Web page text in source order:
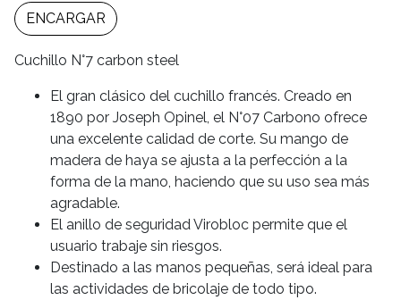
ENCARGAR
Cuchillo N°7 carbon steel
El gran clásico del cuchillo francés. Creado en
1890 por Joseph Opinel, el N°07 Carbono ofrece
una excelente calidad de corte. Su mango de
madera de haya se ajusta a la perfección a la
forma de la mano, haciendo que su uso sea más
agradable.
El anillo de seguridad Virobloc permite que el
usuario trabaje sin riesgos.
Destinado a las manos pequeñas, será ideal para
las actividades de bricolaje de todo tipo.